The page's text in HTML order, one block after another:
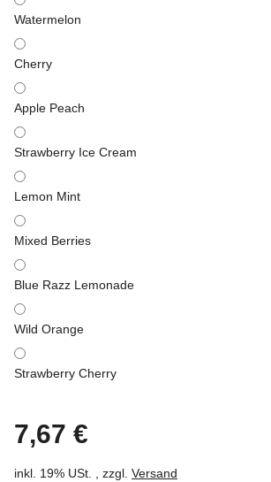
Watermelon
Cherry
Apple Peach
Strawberry Ice Cream
Lemon Mint
Mixed Berries
Blue Razz Lemonade
Wild Orange
Strawberry Cherry
7,67 €
inkl. 19% USt. , zzgl. Versand